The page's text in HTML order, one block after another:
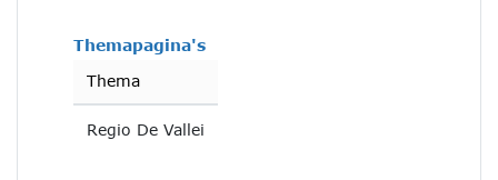
Themapagina's
Thema
Regio De Vallei